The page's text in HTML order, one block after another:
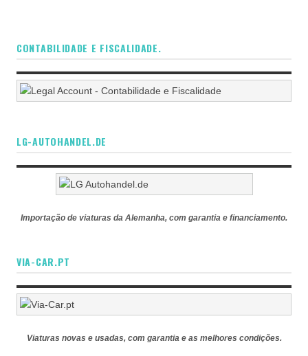
CONTABILIDADE E FISCALIDADE.
LG-AUTOHANDEL.DE
Importação de viaturas da Alemanha, com garantia e financiamento.
VIA-CAR.PT
Viaturas novas e usadas, com garantia e as melhores condições.